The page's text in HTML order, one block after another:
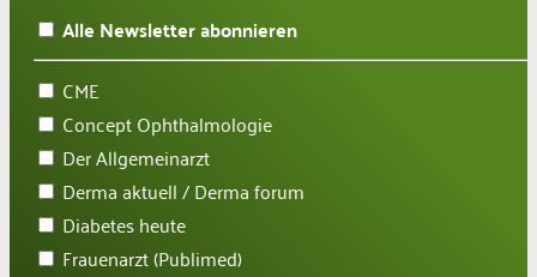
Alle Newsletter abonnieren
CME
Concept Ophthalmologie
Der Allgemeinarzt
Derma aktuell / Derma forum
Diabetes heute
Frauenarzt (Publimed)